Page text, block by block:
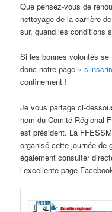
Que pensez-vous de
nettoyage de la carrière
sur, quand les conditions
Si les bonnes volontés se
donc notre page «
confinement !
Je vous partage ci-
nom du Comité Régional
est président. La
organisé cette journée de
également consulter
l’excellente page